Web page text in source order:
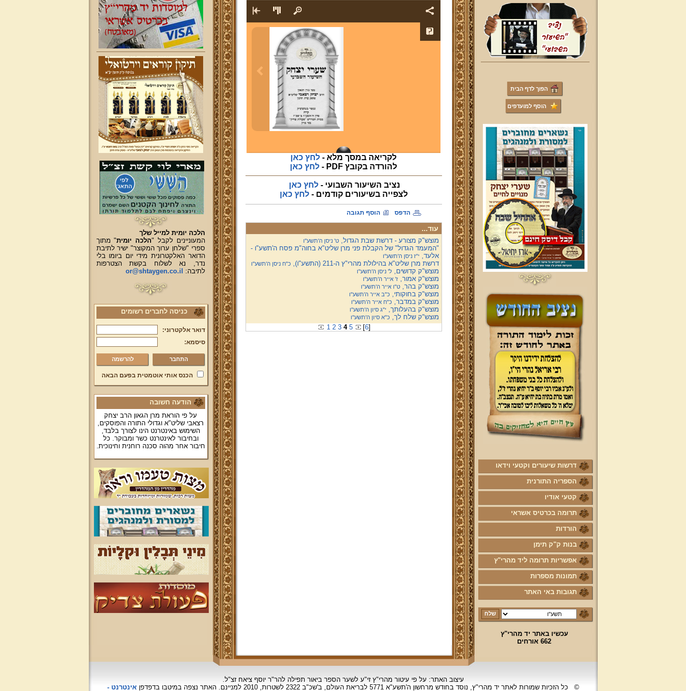
הפוך לדף הבית
הוסף למועדפים
דרשות שיעורים וקטעי וידאו
הספריה התורנית
קטעי אודיו
תרומה בכרטיס אשראי
הורדות
בנות ק"ק תימן
אפשריות תרומה ליד מהרי"ץ
תמונות מספרות
תגובות באי האתר
עכשיו באתר יד מהרי"ץ
662 אורחים
לקריאה במסך מלא - לחץ כאן
להורדה בקובץ PDF -
לחץ כאן
נציב השיעור השבועי - לחץ כאן
לצפייהבשיעורים קודמים -לחץ כאן
הדפס הוסף תגובה
עוד...
מוצש"ק מצורע - דרשת שבת הגדול,ט' ניסן ה'תשע''ו
"המעמד הגדול" של הקבלת פני מרן שליט"א בחוה"מ פסח ה'תשע"ו -
אלעד, י"ז ניסן ה'תשע''ו
דרשת מרן שליט"א בהילולת מהרי"ץ ה-211 (התשע"ו), כ"ח ניסן ה'תשע''ו
מוצש"ק קדושים,ל' ניסן ה'תשע''ו
מוצש"ק אמור,ז' אייר ה'תשע''ו
מוצש"ק בהר,ט"ו אייר ה'תשע''ו
מוצש"ק בחוקותי,כ"ב אייר ה'תשע''ו
מוצש"ק במדבר,כ"ח אייר ה'תשע''ו
מוצש"ק בהעלותך, י"ג סיון ה'תשע''ו
מוצש"ק שלח לך,כ"א סיון ה'תשע''ו
1 2 3 4 5 [6]
הלכה יומית למייל שלך
המעוניינים לקבל "הלכה יומית" מתוך
ספרי "שלחן ערוך המקוצר" ישיר לתיבת
הדואר האלקטרונית מידי יום ביומו בלי
נדר, נא לשלוח בקשת הצטרפות
לתיבה:
or@shtaygen.co.il
כניסה לחברים רשומים
דואר אלקטרוני:
סיסמא:
להרשמה
הכנס אותי אוטמטית בפעם הבאה
הודעה חשובה
על פי הוראת מרן הגאון הרב יצחק
רצאבי שליט"א וגדולי התורה והפוסקים,
השימוש באינטרנט הינו לצורך בלבד,
ובחיבור לאינטרנט כשר ומבוקר. כל
חיבור אחר מהוה סכנה רוחנית וחינוכית.
עיצוב האתר: על פי עיטור מהרי"ץ זי"ע לשער הספר ביאור תפילה להר"ר יוסף ציאח זצ"ל.
©
כל הזכיות שמורות לאתר יד מהרי"ץ, נוסד בחודש מרחשוןה'תשע"א 5771 לבריאת העולם, ב'שכ"ב 2322 לשטרות, 2010 למניינם. האתר נצפהבמיטבו בדפדפןאינטרנט -